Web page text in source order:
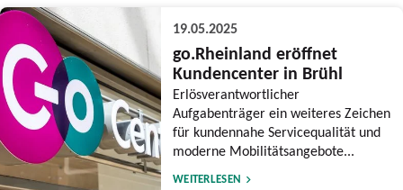
19.05.2025
go.Rheinland eröffnet
Kundencenter in Brühl
Erlösverantwortlicher
Aufgabenträger ein weiteres Zeichen
für kundennahe Servicequalität und
moderne Mobilitätsangebote...
WEITERLESEN